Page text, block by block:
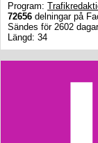
Program:
72656 delningar på
Sändes för 2602
Längd: 34